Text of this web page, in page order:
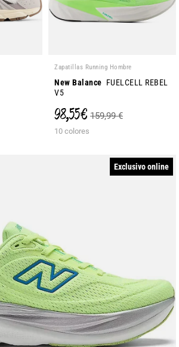
Zapatillas Running Hombre
New Balance FUELCELL REBEL
V5
98,55 € 159,99 €
10 colores
Exclusivo online